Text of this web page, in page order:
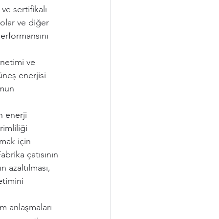
sertifikalı
ve diğer
ve
enerjisi
enerji
için
çatısının
azaltılması,
anlaşmaları